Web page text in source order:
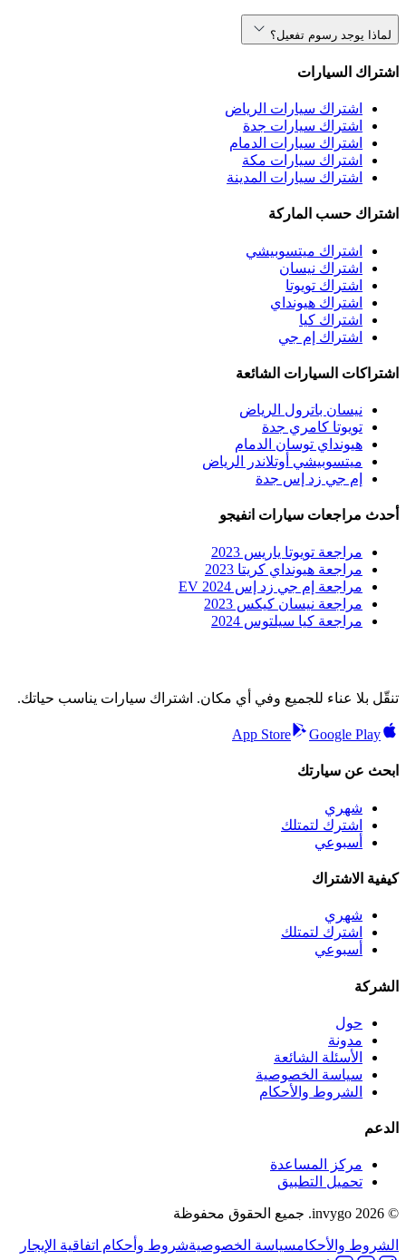
لماذا يوجد رسوم تفعيل؟
اشتراك السيارات
اشتراك سيارات الرياض
اشتراك سيارات جدة
اشتراك سيارات الدمام
اشتراك سيارات مكة
اشتراك سيارات المدينة
اشتراك حسب الماركة
اشتراك ميتسوبيشي
اشتراك نيسان
اشتراك تويوتا
اشتراك هيونداي
اشتراك كيا
اشتراك إم جي
اشتراكات السيارات الشائعة
نيسان باترول الرياض
تويوتا كامري جدة
هيونداي توسان الدمام
ميتسوبيشي أوتلاندر الرياض
إم جي زد إس جدة
أحدث مراجعات سيارات انفيجو
مراجعة تويوتا ياريس 2023
مراجعة هيونداي كريتا 2023
مراجعة إم جي زد إس EV 2024
مراجعة نيسان كيكس 2023
مراجعة كيا سيلتوس 2024
تنقّل بلا عناء للجميع وفي أي مكان. اشتراك سيارات يناسب حياتك.
App Store Google Play
ابحث عن سيارتك
شهري
اشترك لتمتلك
أسبوعي
كيفية الاشتراك
شهري
اشترك لتمتلك
أسبوعي
الشركة
حول
مدونة
الأسئلة الشائعة
سياسة الخصوصية
الشروط والأحكام
الدعم
مركز المساعدة
تحميل التطبيق
© 2026 invygo. جميع الحقوق محفوظة
الشروط والأحكامسياسة الخصوصيةشروط وأحكام اتفاقية الإيجار